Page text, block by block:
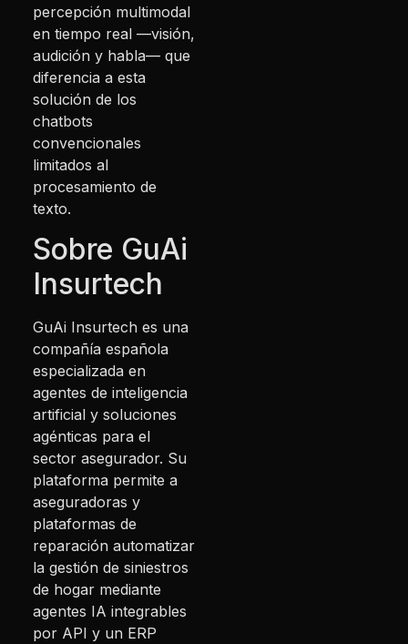
percepción multimodal
en tiempo real —visión,
audición y habla— que
diferencia a esta
solución de los
chatbots
convencionales
limitados al
procesamiento de
texto.
Sobre GuAi
Insurtech
GuAi Insurtech es una
compañía española
especializada en
agentes de inteligencia
artificial y soluciones
agénticas para el
sector asegurador. Su
plataforma permite a
aseguradoras y
plataformas de
reparación automatizar
la gestión de siniestros
de hogar mediante
agentes IA integrables
por API y un ERP